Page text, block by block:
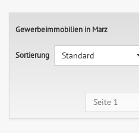
Gewerbeimmobilien in Marz
Sortierung
Standard
Seite 1